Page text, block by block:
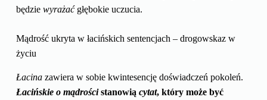
będzie wyrażaćgłębokie uczucia.
Mądrość ukryta w łacińskich sentencjach – drogowskaz w
życiu
Łacinazawiera w sobie kwintesencję doświadczeń pokoleń.
Łacińskie o mądrościstanowią cytat, który może być